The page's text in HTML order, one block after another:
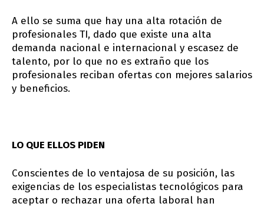
A ello se suma que hay una alta rotación de
profesionales TI, dado que existe una alta
demanda nacional e internacional y escasez de
talento, por lo que no es extraño que los
profesionales reciban ofertas con mejores salarios
y beneficios.
LO QUE ELLOS PIDEN
Conscientes de lo ventajosa de su posición, las
exigencias de los especialistas tecnológicos para
aceptar o rechazar una oferta laboral han